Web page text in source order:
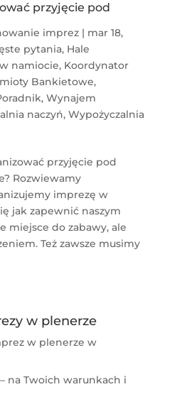
przyjęcie pod
imprez| mar 18,
pytania, Hale
namiocie, Koordynator
Bankietowe,
, Wynajem
naczyń, Wypożyczalnia
przyjęcie pod
Rozwiewamy
imprezę w
jak zapewnić naszym
miejsce do zabawy, ale
Też zawsze musimy
w plenerze
w plenerze w
na Twoich warunkach i